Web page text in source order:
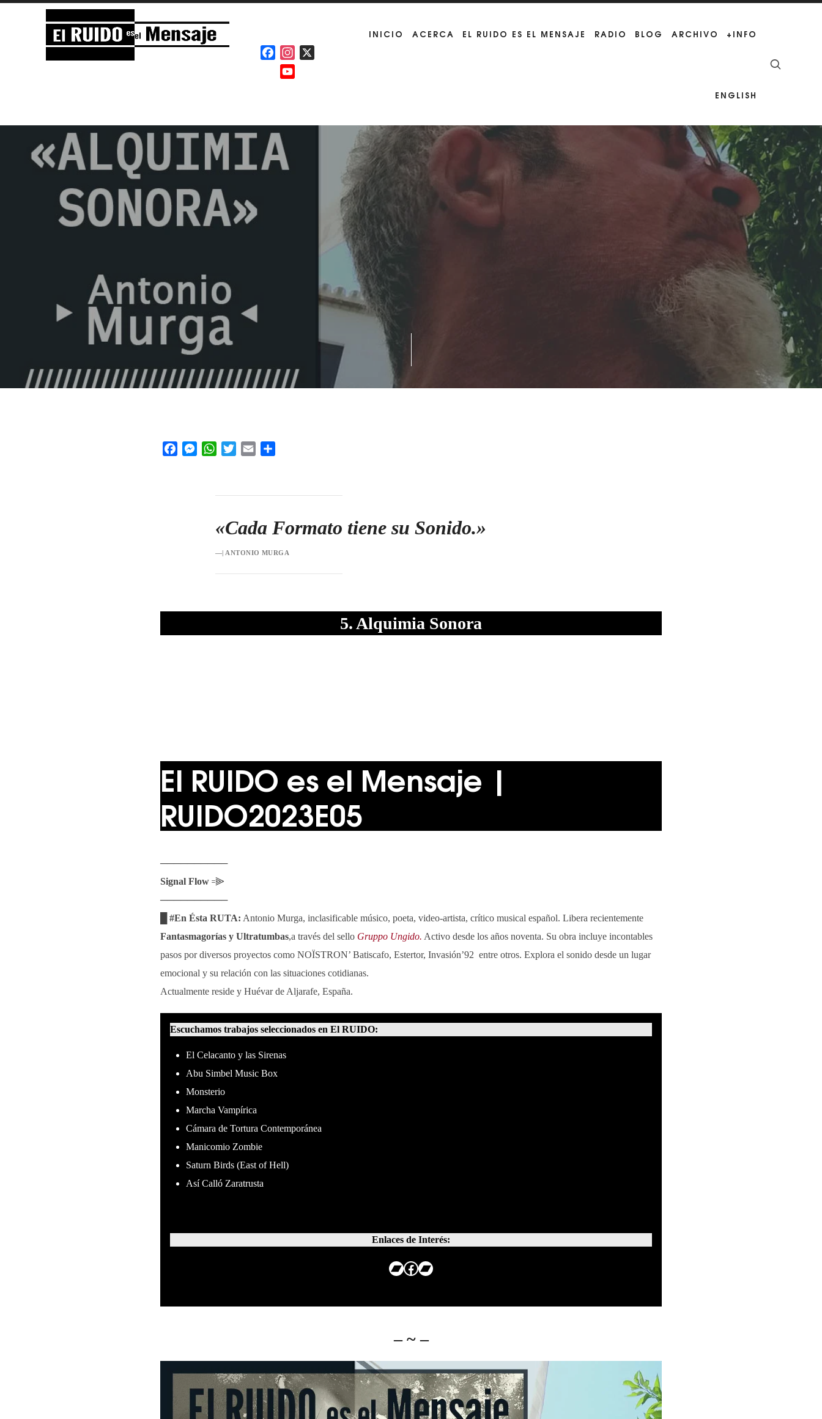
El RUIDO es el Mensaje INICIO ACERCA EL RUIDO ES EL MENSAJE RADIO BLOG ARCHIVO +INFO
ENGLISH
FacebookInstagram
FacebookMessengerWhatsApp
Twitter Email
«Cada Formato tiene su Sonido.»
—| ANTONIO MURGA
5. Alquimia Sonora
El RUIDO es el Mensaje |
RUIDO2023E05
──────────
Signal Flow ꞊⫸
──────────
█ #En Ésta RUTA: Antonio Murga, inclasificable músico, poeta, video-artista, crítico musical español. Libera recientemente
Fantasmagorías y Ultratumbas,a través del sello Gruppo Ungido. Activo desde los años noventa. Su obra incluye incontables
pasos por diversos proyectos como NOÏSTRON’ Batiscafo, Estertor, Invasión’92 entre otros. Explora el sonido desde un lugar
emocional y su relación con las situaciones cotidianas.
Actualmente reside y Huévar de Aljarafe, España.
Escuchamos trabajos seleccionados en El RUIDO:
El Celacanto y las Sirenas
Abu Simbel Music Box
Monsterio
Marcha Vampírica
Cámara de Tortura Contemporánea
Manicomio Zombie
Saturn Birds (East of Hell)
Así Calló Zaratrusta
Enlaces de Interés:
Bandcamp
Facebook
Bandcamp
– ~ –